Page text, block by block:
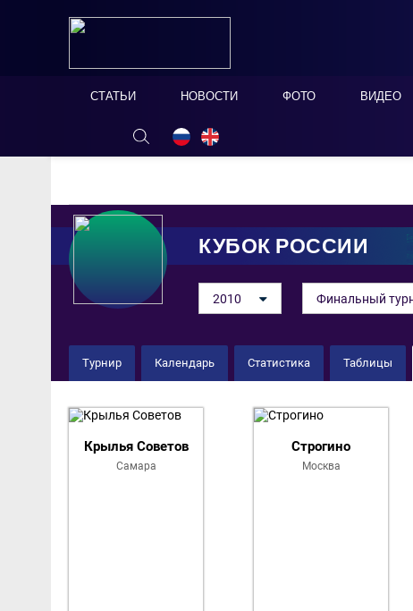
СТАТЬИ НОВОСТИ ФОТО ВИДЕО
ОНЛАЙН ТАБЛО СКРЫТЬ
КУБОК РОССИИ
2010 Финальный
Турнир Календарь Статистика Таблицы
Список команд Кубок
Крылья Советов
Самара
Строгино
Москва